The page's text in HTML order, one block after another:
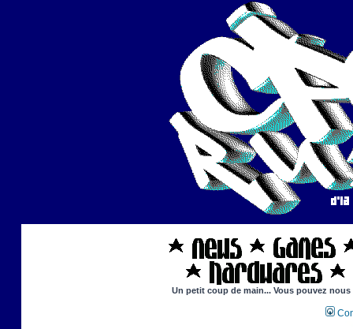
Un petit coup de main... Vous pouvez